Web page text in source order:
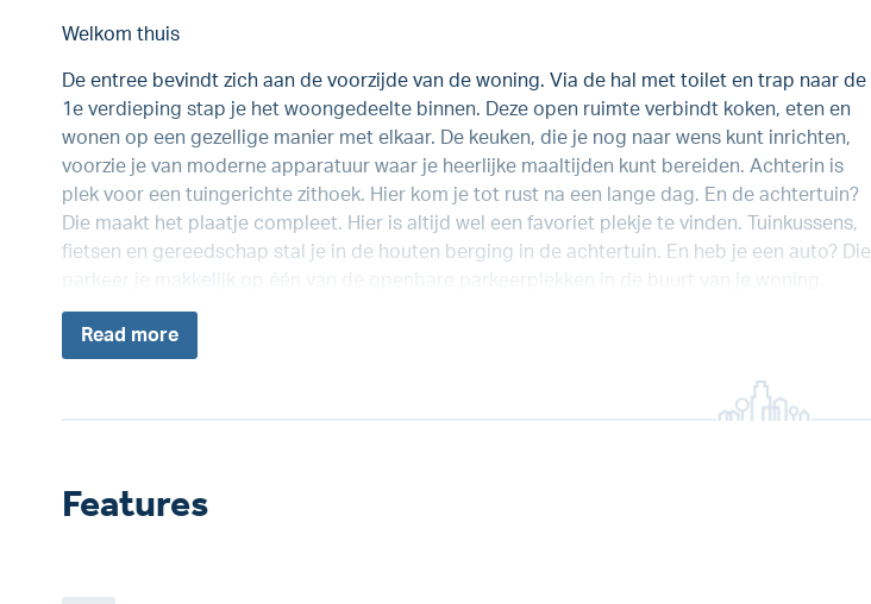
Welkom thuis
De entree bevindt zich aan de voorzijde van de woning. Via de hal met toilet en trap naar de
1e verdieping stap je het woongedeelte binnen. Deze open ruimte verbindt koken, eten en
wonen op een gezellige manier met elkaar. De keuken, die je nog naar wens kunt inrichten,
voorzie je van moderne apparatuur waar je heerlijke maaltijden kunt bereiden. Achterin is
plek voor een tuingerichte zithoek. Hier kom je tot rust na een lange dag. En de achtertuin?
Die maakt het plaatje compleet. Hier is altijd wel een favoriet plekje te vinden. Tuinkussens,
fietsen en gereedschap stal je in de houten berging in de achtertuin. En heb je een auto? Die
Read more
Features